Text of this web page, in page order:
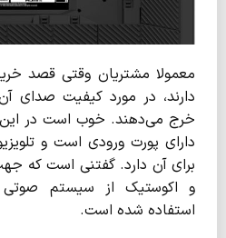
دارند، در مورد کیفیت
خرج می‌­دهند. خوب است در این
دارای پورت ورودی است و
برای آن دارد. گفتنی است که
استفاده شده است.